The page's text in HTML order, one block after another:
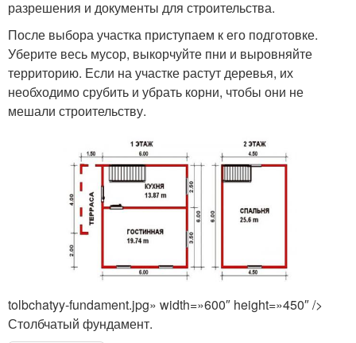
разрешения и документы для строительства.
После выбора участка приступаем к его подготовке.
Уберите весь мусор, выкорчуйте пни и выровняйте
территорию. Если на участке растут деревья, их
необходимо срубить и убрать корни, чтобы они не
мешали строительству.
tolbchatyy-fundament.jpg» width=»600″ height=»450″ />
Столбчатый фундамент.